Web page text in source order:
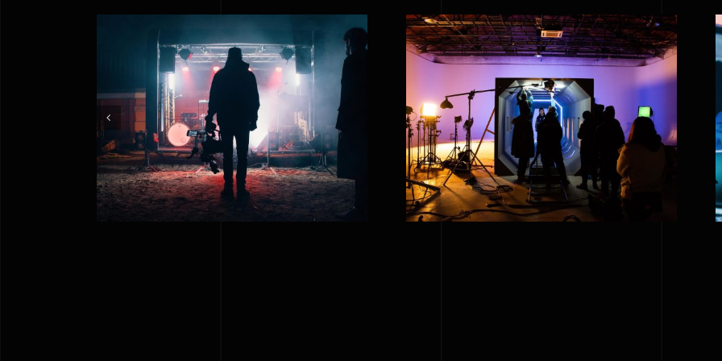
Crazyplay new music
video
Reflex Victory short
film editing